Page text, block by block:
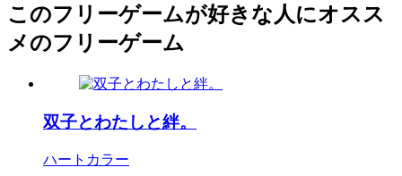
このフリーゲームが好きな人にオスス
メのフリーゲーム
双子とわたしと絆。
ハートカラー